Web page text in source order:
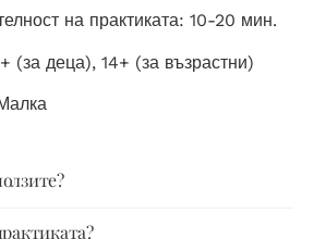
на практиката: 10-20 мин.
(за деца), 14+ (за възрастни)